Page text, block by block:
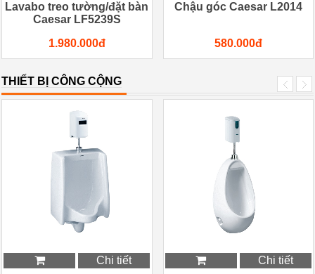
Lavabo treo tường/đặt bàn
Caesar LF5239S
1.980.000đ
Chậu góc Caesar L2014
580.000đ
THIẾT BỊ CÔNG CỘNG
Chi tiết
Chi tiết